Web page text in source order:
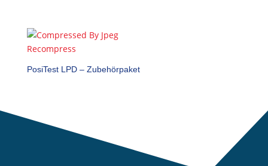
PosiTest LPD – Zubehörpaket